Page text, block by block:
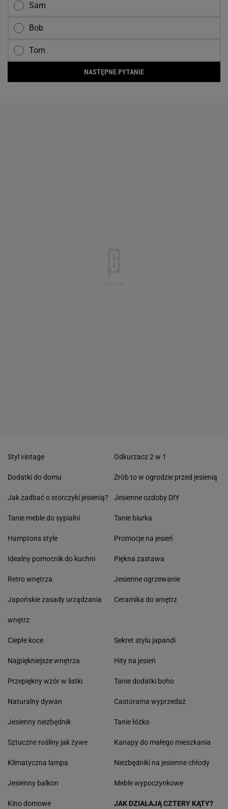
Sam
Bob
Tom
NASTĘPNE PYTANIE
Styl vintage
Dodatki do domu
Jak zadbać o storczyki jesienią?
Tanie meble do sypialni
Hamptons style
Idealny pomocnik do kuchni
Retro wnętrza
Japońskie zasady urządzania
wnętrz
Odkurzacz 2 w 1
Zrób to w ogrodzie przed jesienią
Jesienne ozdoby DIY
Tanie biurka
Promocje na jesień
Piękna zastawa
Jesienne ogrzewanie
Ceramika do wnętrz
Ciepłe koce
Najpiękniejsze wnętrza
Przepiękny wzór w listki
Naturalny dywan
Jesienny niezbędnik
Sztuczne rośliny jak żywe
Klimatyczna lampa
Jesienny balkon
Sekret stylu japandi
Hity na jesień
Tanie dodatki boho
Castorama wyprzedaż
Tanie łóżko
Kanapy do małego mieszkania
Niezbędniki na jesienne chłody
Meble wypoczynkowe
Kino domowe JAK DZIAŁAJĄ CZTERY KĄTY?